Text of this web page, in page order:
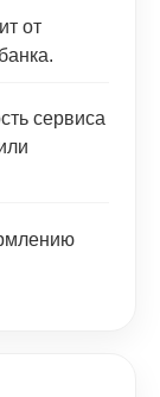
от
сервиса